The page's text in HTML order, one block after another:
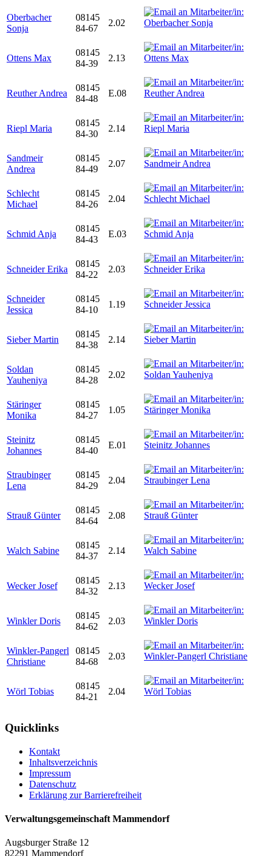
Oberbacher
Sonja
08145
84-67
2.02
Ottens Max
08145
84-39
2.13
Reuther Andrea
08145
84-48
E.08
Riepl Maria
08145
84-30
2.14
Sandmeir
Andrea
08145
84-49
2.07
Schlecht
Michael
08145
84-26
2.04
Schmid Anja
08145
84-43
E.03
Schneider Erika
08145
84-22
2.03
Schneider
Jessica
08145
84-10
1.19
Sieber Martin
08145
84-38
2.14
Soldan
Yauheniya
08145
84-28
2.02
Stäringer
Monika
08145
84-27
1.05
Steinitz
Johannes
08145
84-40
E.01
Straubinger
Lena
08145
84-29
2.04
Strauß Günter
08145
84-64
2.08
Walch Sabine
08145
84-37
2.14
Wecker Josef
08145
84-32
2.13
Winkler Doris
08145
84-62
2.03
Winkler-Pangerl
Christiane
08145
84-68
2.03
Wörl Tobias
08145
84-21
2.04
Quicklinks
Kontakt
Inhaltsverzeichnis
Impressum
Datenschutz
Erklärung zur Barrierefreiheit
Verwaltungsgemeinschaft Mammendorf
Augsburger Straße 12
82291 Mammendorf